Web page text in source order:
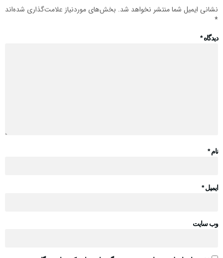
نشانی ایمیل شما منتشر نخواهد شد. بخش‌های موردنیاز علامت‌گذاری شده‌اند
*
دیدگاه*
نام*
ایمیل*
وب‌ سایت